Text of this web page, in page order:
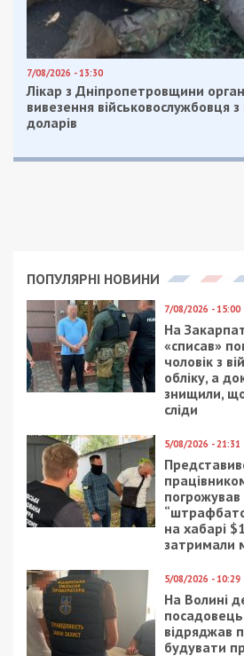
за останніми новинами!
Приєднатися
Читайте також
Следующая статья:
“На некоторых трассах
ограничено”: какая
Днепре и области
СУСПІЛЬСТВО
Коронавирус в Днепре:
стало известно о
новых смертях
В